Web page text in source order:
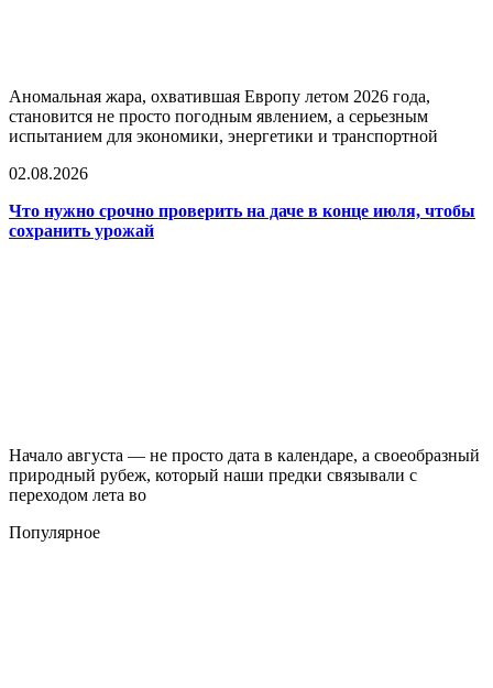
Аномальная жара, охватившая Европу летом 2026 года,
становится не просто погодным явлением, а серьезным
испытанием для экономики, энергетики и транспортной
02.08.2026
Что нужно срочно проверить на даче в конце июля, чтобы
сохранить урожай
Начало августа — не просто дата в календаре, а своеобразный
природный рубеж, который наши предки связывали с
переходом лета во
Популярное